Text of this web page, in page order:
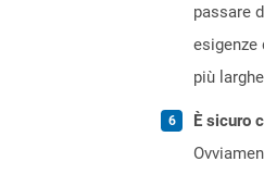
passare
esigenze
più
È sicuro